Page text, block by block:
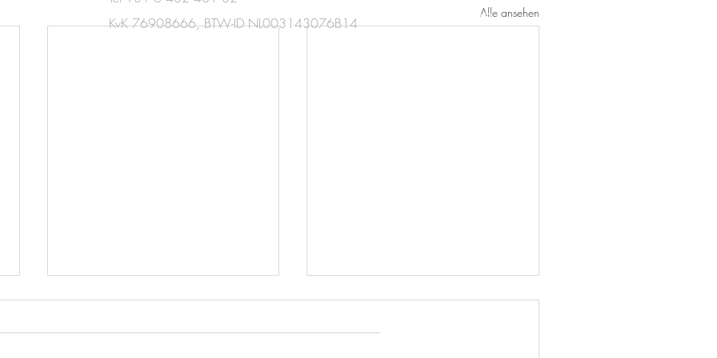
Alle ansehen
KvK 76908666,BTW-ID NL003143076B14